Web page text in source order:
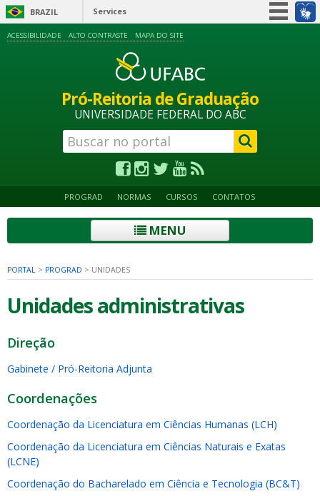
BRAZIL Services
Information access
Legislation
ACESSIBILIDADE ALTO CONTRASTE MAPA DO SITE
Pró-Reitoria de Graduação
UNIVERSIDADE FEDERAL DO ABC
PROGRAD NORMAS CURSOS CONTATOS
MENU
PORTAL > PROGRAD > UNIDADES
Unidades administrativas
Direção
Gabinete / Pró-Reitoria Adjunta
Coordenações
Coordenação da Licenciatura em Ciências Humanas (LCH)
Coordenação da Licenciatura em Ciências Naturais e Exatas
(LCNE)
Coordenação do Bacharelado em Ciência e Tecnologia (BC&T)